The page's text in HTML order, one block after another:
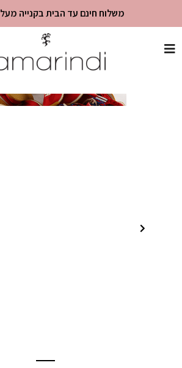
שִׂים
משלוח חינם עד הבית בקנייה מעל 500 ש״ח